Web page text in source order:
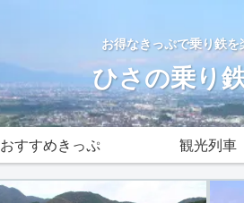
お得なきっぷで乗り鉄を
ひさの乗り
おすすめきっぷ 観光列車